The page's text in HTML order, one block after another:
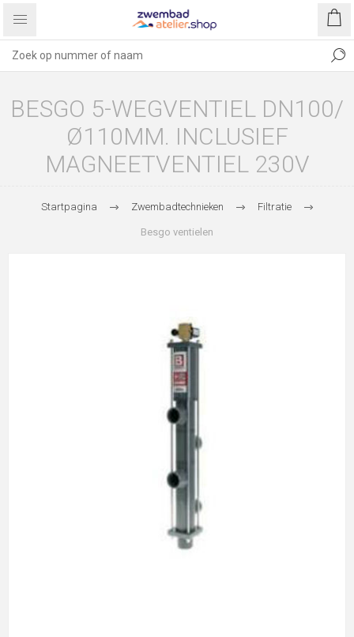
BESGO 5-WEGVENTIEL DN100/
Ø110MM. INCLUSIEF
MAGNEETVENTIEL 230V
Startpagina Zwembadtechnieken Filtratie
Besgo ventielen